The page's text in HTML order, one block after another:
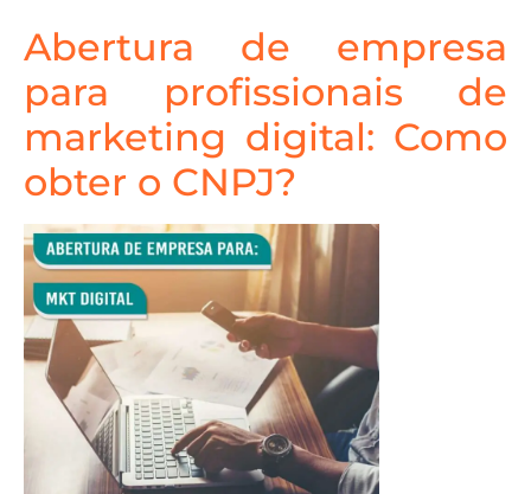
Abertura de empresa
para profissionais de
marketing digital: Como
obter o CNPJ?